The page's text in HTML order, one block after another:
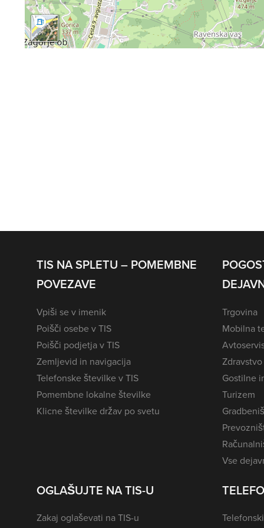
TIS NA SPLETU – POMEMBNE
POVEZAVE
Vpiši se v imenik
Poišči osebe v TIS
Poišči podjetja v TIS
Zemljevid in navigacija
Telefonske številke v TIS
Pomembne lokalne številke
Klicne številke držav po svetu
Trgovina
Mobilna
Zdravstvo
Gostilne
Turizem
Vse
OGLAŠUJTE NA TIS-U
Zakaj oglaševati na TIS-u